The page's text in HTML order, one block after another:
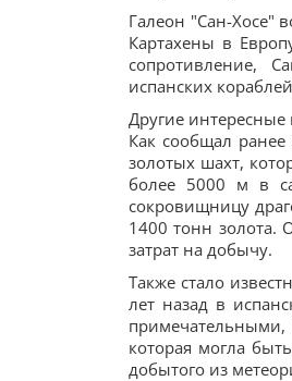
Галеон "Сан-Хосе"
Картахены в
сопротивление,
испанских
Другие интересные
Как сообщал
золотых шахт,
более 5000 м в
сокровищницу
1400 тонн золота.
затрат на добычу.
Также стало
лет назад в
которая могла
добытого из